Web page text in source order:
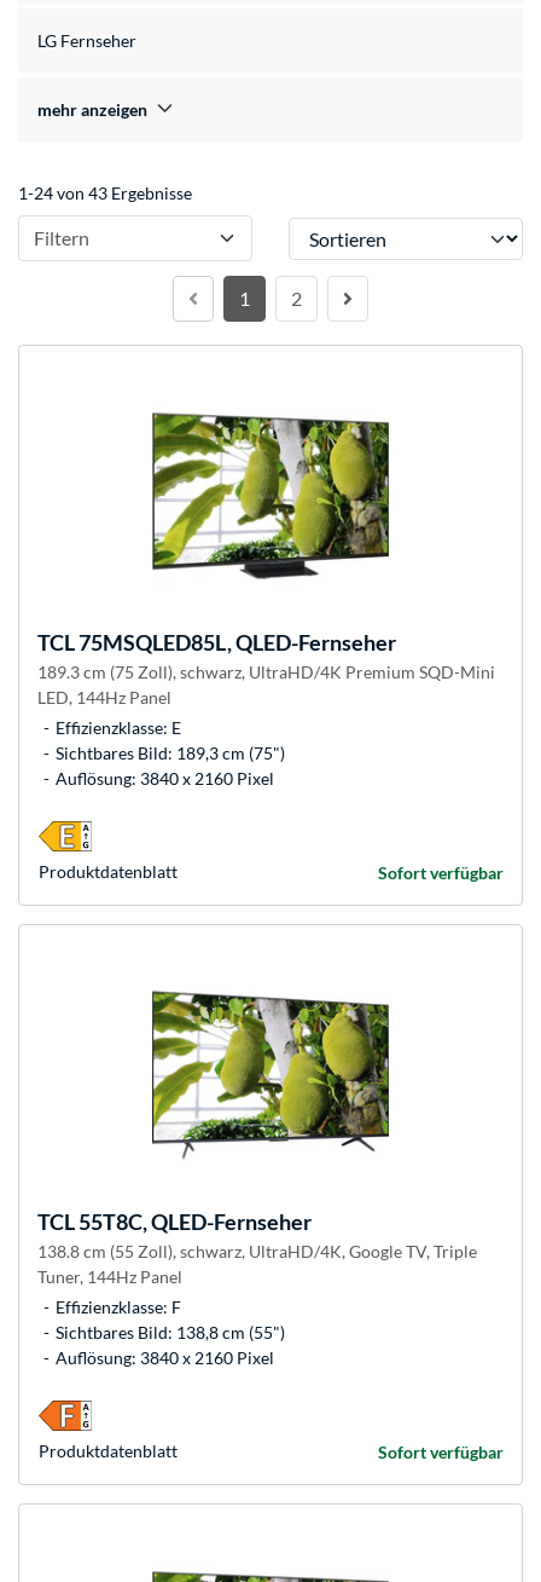
LG Fernseher
mehr anzeigen
1-24 von 43 Ergebnisse
Filtern Sortieren
1 2
TCL75MSQLED85L, QLED-Fernseher
189.3 cm (75 Zoll), schwarz, UltraHD/4K Premium SQD-Mini
LED, 144Hz Panel
Effizienzklasse: E
Sichtbares Bild: 189,3 cm (75")
Auflösung: 3840 x 2160 Pixel
Sofort verfügbar
Produkt­datenblatt
TCL55T8C, QLED-Fernseher
138.8 cm (55 Zoll), schwarz, UltraHD/4K, Google TV, Triple
Tuner, 144Hz Panel
Effizienzklasse: F
Sichtbares Bild: 138,8 cm (55")
Auflösung: 3840 x 2160 Pixel
Sofort verfügbar
Produkt­datenblatt